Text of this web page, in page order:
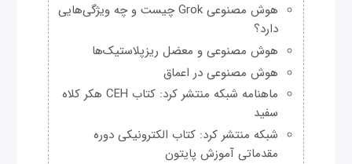
هوش مصنوعی Grok چیست و چه ویژگی‌هایی
دارد؟
هوش مصنوعی و معضل ریزپلاستیک‌ها
هوش مصنوعی در اعماق
ماهنامه شبکه منتشر کرد: کتاب CEH هکر کلاه
سفید
شبکه منتشر کرد: کتاب الکترونیکی دوره
مقدماتی آموزش پایتون